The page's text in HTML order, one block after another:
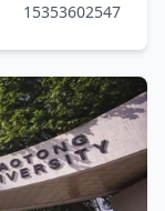
15353602547